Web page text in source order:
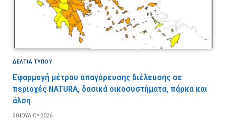
ΔΕΛΤΙΑ ΤΥΠΟΥ
Εφαρμογή μέτρου απαγόρευσης διέλευσης σε
περιοχές NATURA, δασικά οικοσυστήματα, πάρκα και
άλση
30 ΙΟΥΛΊΟΥ 2026